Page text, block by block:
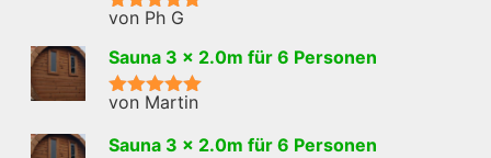
Bewertet mit
von Ph G
Sauna 3 x 2.0m für 6 Personen
Bewertet mit
von Martin
Sauna 3 x 2.0m für 6 Personen